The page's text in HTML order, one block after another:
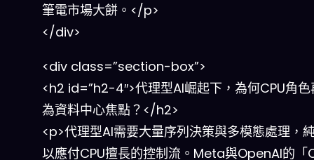
筆電市場大餅。</p>
</div>
<div class=”section-box”>
<h2 id=”h2-4″>代理型AI崛起下，為何CPU角
為資料中心焦點？</h2>
<p>代理型AI需要大量序列決策與多模態處理，
以應付CPU擅長的控制流。Meta與OpenAI的「